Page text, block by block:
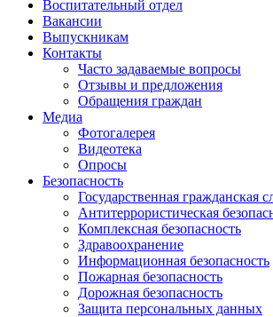
Воспитательный отдел
Вакансии
Выпускникам
Контакты
Часто задаваемые вопросы
Отзывы и предложения
Обращения граждан
Медиа
Фотогалерея
Видеотека
Опросы
Безопасность
Государственная гражданская
Антитеррористическая
Комплексная безопасность
Здравоохранение
Информационная безопасность
Пожарная безопасность
Дорожная безопасность
Защита персональных данных